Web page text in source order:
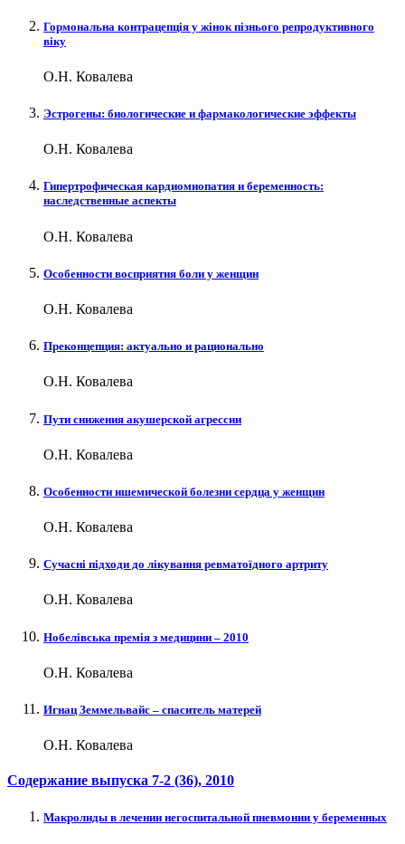
Гормональна контрацепція у жінок пізнього репродуктивного
віку
О.Н. Ковалева
Эстрогены: биологические и фармакологические эффекты
О.Н. Ковалева
Гипертрофическая кардиомиопатия и беременность:
наследственные аспекты
О.Н. Ковалева
Особенности восприятия боли у женщин
О.Н. Ковалева
Преконцепция: актуально и рационально
О.Н. Ковалева
Пути снижения акушерской агрессии
О.Н. Ковалева
Особенности ишемической болезни сердца у женщин
О.Н. Ковалева
Сучасні підходи до лікування ревматоїдного артриту
О.Н. Ковалева
Нобелівська премія з медицини – 2010
О.Н. Ковалева
Игнац Земмельвайс – спаситель матерей
О.Н. Ковалева
Содержание выпуска 7-2 (36), 2010
Макролиды в лечении негоспитальной пневмонии у беременных